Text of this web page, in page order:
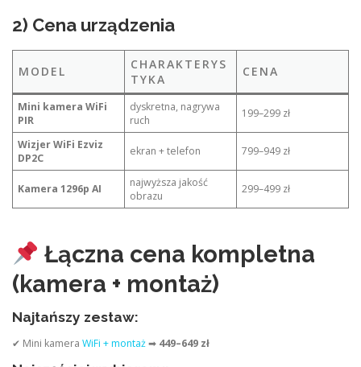
2) Cena urządzenia
MODEL
CHARAKTERYS
TYKA
CENA
Mini kamera WiFi
PIR
dyskretna, nagrywa
ruch
199–299 zł
Wizjer WiFi Ezviz
DP2C
ekran + telefon 799–949 zł
Kamera 1296p AI
najwyższa jakość
obrazu
299–499 zł
Łączna cena kompletna
(kamera + montaż)
Najtańszy zestaw:
✔ Mini kamera WiFi + montaż➡ 449–649 zł